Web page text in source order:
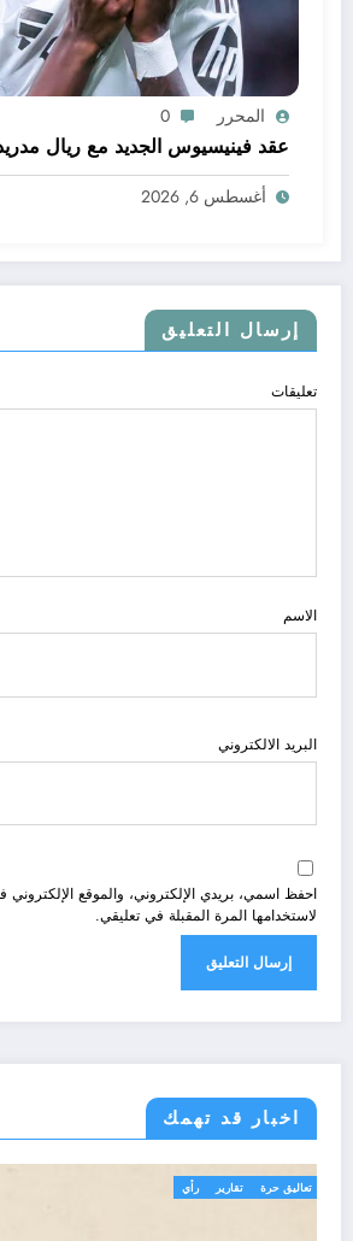
المحرر 0
عقد فينيسيوس الجديد مع ريال
أغسطس 6, 2026
إرسال التعليق
تعليقات
الاسم
البريد الالكتروني
احفظ اسمي، بريدي الإلكتروني، والموقع
لاستخدامها المرة المقبلة في تعليقي.
اخبار قد تهمك
تعاليق حرة